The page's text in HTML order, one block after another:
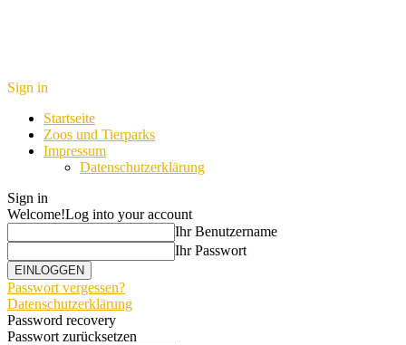
Sign in
Startseite
Zoos und Tierparks
Impressum
Datenschutzerklärung
Sign in
Welcome!Log into your account
Ihr Benutzername
Ihr Passwort
Passwort vergessen?
Datenschutzerklärung
Password recovery
Passwort zurücksetzen